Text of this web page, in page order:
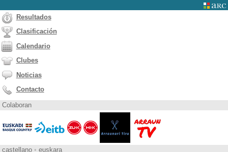
Resultados
Clasificación
Calendario
Clubes
Noticias
Contacto
Colaboran
castellano • euskara